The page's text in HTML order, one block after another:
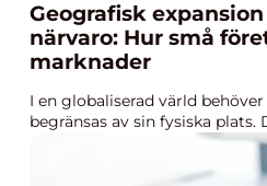
Geografisk
närvaro: Hur små
marknader
I en globaliserad värld
begränsas av sin fysiska plats.